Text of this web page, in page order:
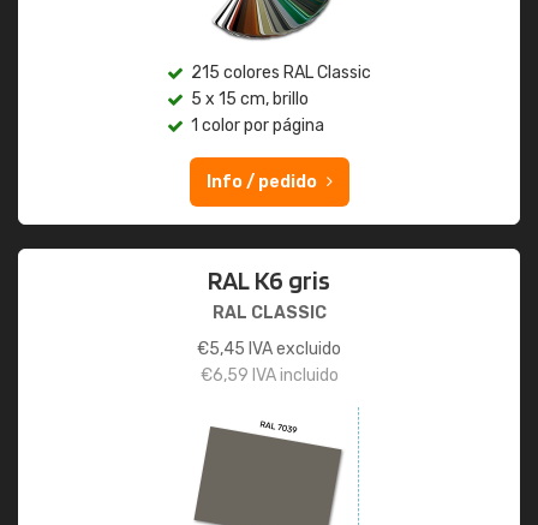
215 colores RAL Classic
5 x 15 cm, brillo
1 color por página
Info / pedido
RAL K6 gris
RAL CLASSIC
€5,45 IVA excluido
€6,59 IVA incluido